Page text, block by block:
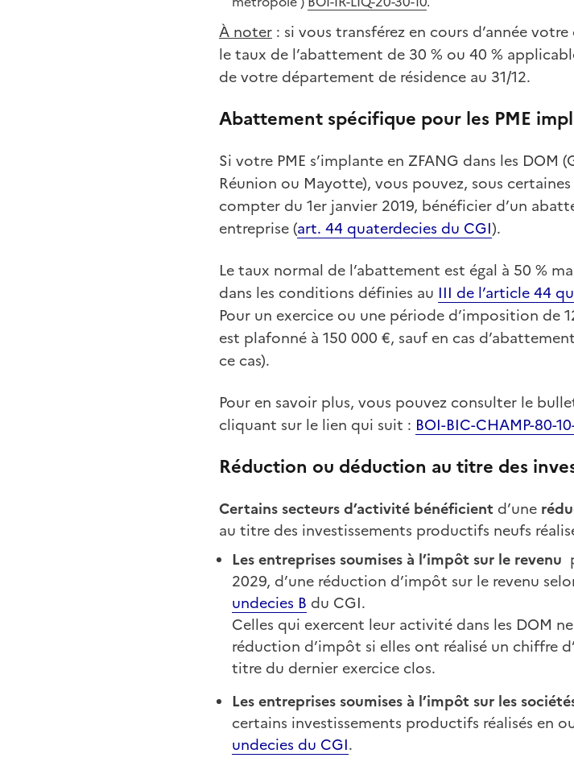
À noter : si vous transférez en cours d’année
le taux de l’abattement de 30 % ou 40 %
de votre département de résidence au 31/12.
Abattement spécifique pour les PME
Si votre PME s’implante en ZFANG dans les DOM
Réunion ou Mayotte), vous pouvez, sous
compter du 1er janvier 2019, bénéficier d’un
entreprise (art. 44 quaterdecies du CGI).
Le taux normal de l’abattement est égal à 50 %
dans les conditions définies au III de l’article 44
Pour un exercice ou une période d’imposition de
est plafonné à 150 000 €, sauf en cas
ce cas).
Pour en savoir plus, vous pouvez consulter le
cliquant sur le lien qui suit : BOI-BIC-CHAMP-80-
Réduction ou déduction au titre des
Certains secteurs d’activité bénéficient d’une
au titre des investissements productifs neufs
Les entreprises soumises à l’impôt sur le revenu
2029, d’une réduction d’impôt sur le revenu
undecies B du CGI.
Celles qui exercent leur activité dans les DOM
réduction d’impôt si elles ont réalisé un chiffre
titre du dernier exercice clos.
Les entreprises soumises à l’impôt sur les
certains investissements productifs réalisés en
undecies du CGI.